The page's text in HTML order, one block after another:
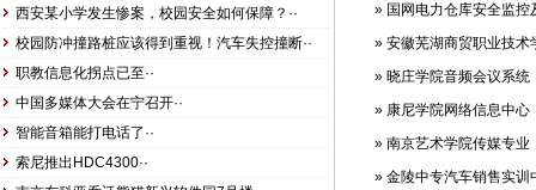
西安某小学发生惨案，校园安全如何保障？··
校园防冲撞路桩应该得到重视！汽车失控撞断··
职教信息化拐点已至··
中国多媒体大会在宁召开··
智能音箱能打电话了··
索尼推出HDC4300··
» 国网电力仓库安全监控
» 安徽芜湖商贸职业技术
» 晓庄学院音频会议系统
» 康尼学院网络信息中心
» 南京艺术学院传媒专业
» 金陵中专汽车销售实训